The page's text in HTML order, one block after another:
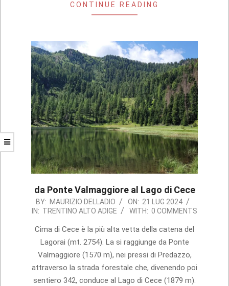
CONTINUE READING
da Ponte Valmaggiore al Lago di Cece
2024-
07-
21
BY: MAURIZIO DELLADIO ON: 21 LUG 2024
IN: TRENTINO ALTO ADIGE WITH: 0 COMMENTS
Cima di Cece è la più alta vetta della catena del
Lagorai (mt. 2754). La si raggiunge da Ponte
Valmaggiore (1570 m), nei pressi di Predazzo,
attraverso la strada forestale che, divenendo poi
sentiero 342, conduce al Lago di Cece (1879 m).